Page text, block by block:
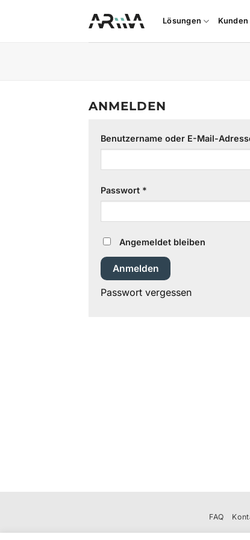
Lösungen Kunden
ANMELDEN
Benutzername oder E-Mail-
Passwort *
Angemeldet bleiben
Anmelden
Passwort vergessen
FAQ